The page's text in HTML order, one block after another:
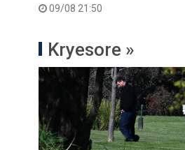
09/08 21:50
Kryesore »